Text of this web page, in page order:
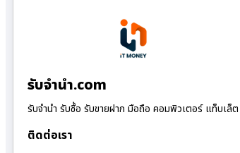
รับจํานํา.com
รับจำนำ รับซื้อ รับขายฝาก มือถือ คอมพิวเตอร์ แท็บเล็
ติดต่อเรา